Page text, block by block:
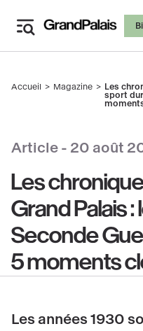
contenu
Fil
Accueil Magazine
Les
sport
Article - 20 août
Les
Grand Palais
Seconde
5 moments
Les années 1930